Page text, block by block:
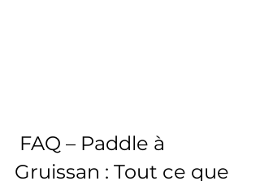
Gruissan : Tout ce que